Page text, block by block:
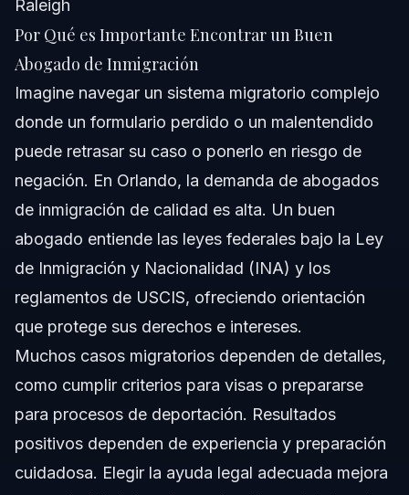
Raleigh
Por Qué es Importante Encontrar un Buen
Abogado de Inmigración
Imagine navegar un sistema migratorio complejo
donde un formulario perdido o un malentendido
puede retrasar su caso o ponerlo en riesgo de
negación. En Orlando, la demanda de abogados
de inmigración de calidad es alta. Un buen
abogado entiende las leyes federales bajo la Ley
de Inmigración y Nacionalidad (INA) y los
reglamentos de USCIS, ofreciendo orientación
que protege sus derechos e intereses.
Muchos casos migratorios dependen de detalles,
como cumplir criterios para visas o prepararse
para procesos de deportación. Resultados
positivos dependen de experiencia y preparación
cuidadosa. Elegir la ayuda legal adecuada mejora